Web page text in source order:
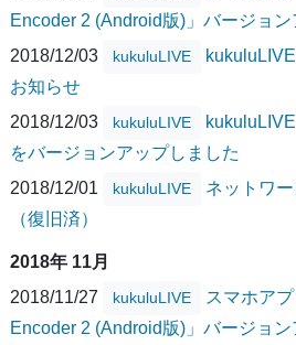
Encoder 2 (Android版)」バージョ
2018/12/03
kukuluLIVE
お知らせ
2018/12/03
kukuluLIVE
をバージョンアップしました
2018/12/01
kukuluLIVE
ネットワ
（復旧済）
2018年 11月
2018/11/27
kukuluLIVE
スマホア
Encoder 2 (Android版)」バージョ